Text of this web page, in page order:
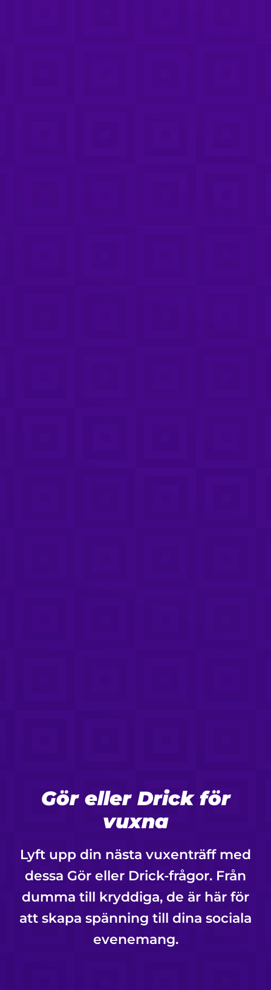
Gör eller Drick för
vuxna
Lyft upp din nästa vuxenträff med
dessa Gör eller Drick-frågor. Från
dumma till kryddiga, de är här för
att skapa spänning till dina sociala
evenemang.